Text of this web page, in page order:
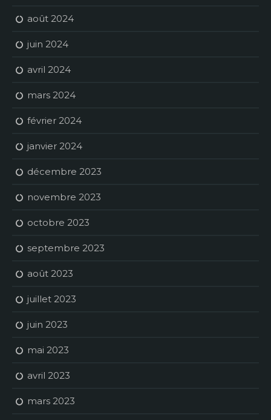
août 2024
juin 2024
avril 2024
mars 2024
février 2024
janvier 2024
décembre 2023
novembre 2023
octobre 2023
septembre 2023
août 2023
juillet 2023
juin 2023
mai 2023
avril 2023
mars 2023